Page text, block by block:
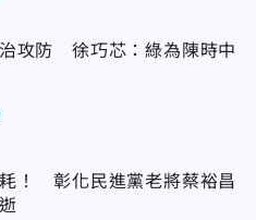
攻防 徐巧芯：綠為陳時中
！ 彰化民進黨老將蔡裕昌